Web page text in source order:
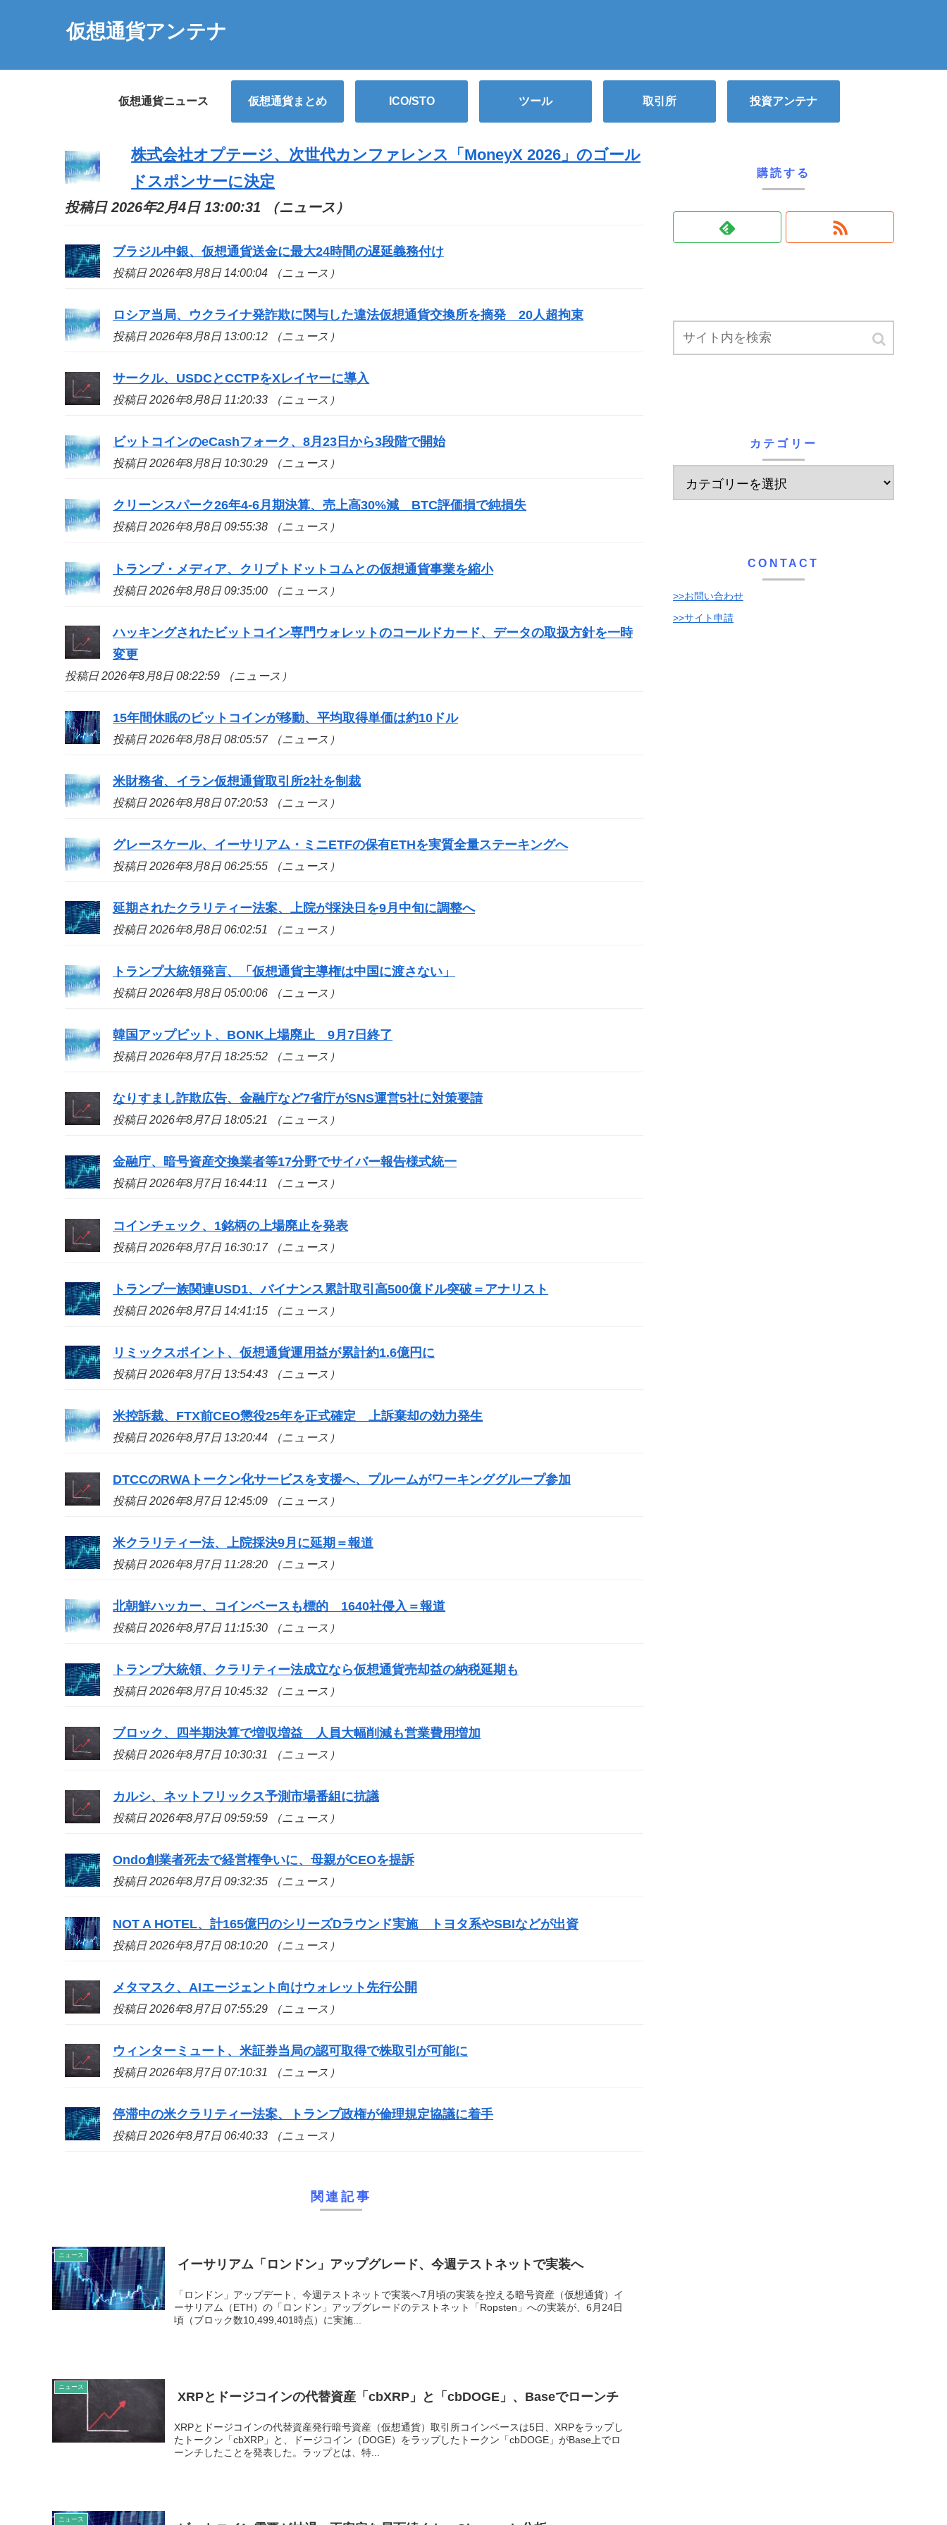
仮想通貨アンテナ
仮想通貨ニュース 仮想通貨まとめ ICO/STO ツール 取引所 投資アンテナ
株式会社オプテージ、次世代カンファレンス「MoneyX 2026」のゴール
ドスポンサーに決定
投稿日 2026年2月4日 13:00:31 （ニュース）
ブラジル中銀、仮想通貨送金に最大24時間の遅延義務付け
投稿日 2026年8月8日 14:00:04 （ニュース）
ロシア当局、ウクライナ発詐欺に関与した違法仮想通貨交換所を摘発 20人超拘束
投稿日 2026年8月8日 13:00:12 （ニュース）
サークル、USDCとCCTPをXレイヤーに導入
投稿日 2026年8月8日 11:20:33 （ニュース）
ビットコインのeCashフォーク、8月23日から3段階で開始
投稿日 2026年8月8日 10:30:29 （ニュース）
クリーンスパーク26年4-6月期決算、売上高30%減 BTC評価損で純損失
投稿日 2026年8月8日 09:55:38 （ニュース）
トランプ・メディア、クリプトドットコムとの仮想通貨事業を縮小
投稿日 2026年8月8日 09:35:00 （ニュース）
ハッキングされたビットコイン専門ウォレットのコールドカード、データの取扱方針を一時
変更
投稿日 2026年8月8日 08:22:59 （ニュース）
15年間休眠のビットコインが移動、平均取得単価は約10ドル
投稿日 2026年8月8日 08:05:57 （ニュース）
米財務省、イラン仮想通貨取引所2社を制裁
投稿日 2026年8月8日 07:20:53 （ニュース）
グレースケール、イーサリアム・ミニETFの保有ETHを実質全量ステーキングへ
投稿日 2026年8月8日 06:25:55 （ニュース）
延期されたクラリティー法案、上院が採決日を9月中旬に調整へ
投稿日 2026年8月8日 06:02:51 （ニュース）
トランプ大統領発言、「仮想通貨主導権は中国に渡さない」
投稿日 2026年8月8日 05:00:06 （ニュース）
韓国アップビット、BONK上場廃止 9月7日終了
投稿日 2026年8月7日 18:25:52 （ニュース）
なりすまし詐欺広告、金融庁など7省庁がSNS運営5社に対策要請
投稿日 2026年8月7日 18:05:21 （ニュース）
金融庁、暗号資産交換業者等17分野でサイバー報告様式統一
投稿日 2026年8月7日 16:44:11 （ニュース）
コインチェック、1銘柄の上場廃止を発表
投稿日 2026年8月7日 16:30:17 （ニュース）
トランプ一族関連USD1、バイナンス累計取引高500億ドル突破＝アナリスト
投稿日 2026年8月7日 14:41:15 （ニュース）
リミックスポイント、仮想通貨運用益が累計約1.6億円に
投稿日 2026年8月7日 13:54:43 （ニュース）
米控訴裁、FTX前CEO懲役25年を正式確定 上訴棄却の効力発生
投稿日 2026年8月7日 13:20:44 （ニュース）
DTCCのRWAトークン化サービスを支援へ、プルームがワーキンググループ参加
投稿日 2026年8月7日 12:45:09 （ニュース）
米クラリティー法、上院採決9月に延期＝報道
投稿日 2026年8月7日 11:28:20 （ニュース）
北朝鮮ハッカー、コインベースも標的 1640社侵入＝報道
投稿日 2026年8月7日 11:15:30 （ニュース）
トランプ大統領、クラリティー法成立なら仮想通貨売却益の納税延期も
投稿日 2026年8月7日 10:45:32 （ニュース）
ブロック、四半期決算で増収増益 人員大幅削減も営業費用増加
投稿日 2026年8月7日 10:30:31 （ニュース）
カルシ、ネットフリックス予測市場番組に抗議
投稿日 2026年8月7日 09:59:59 （ニュース）
Ondo創業者死去で経営権争いに、母親がCEOを提訴
投稿日 2026年8月7日 09:32:35 （ニュース）
NOT A HOTEL、計165億円のシリーズDラウンド実施 トヨタ系やSBIなどが出資
投稿日 2026年8月7日 08:10:20 （ニュース）
メタマスク、AIエージェント向けウォレット先行公開
投稿日 2026年8月7日 07:55:29 （ニュース）
ウィンターミュート、米証券当局の認可取得で株取引が可能に
投稿日 2026年8月7日 07:10:31 （ニュース）
停滞中の米クラリティー法案、トランプ政権が倫理規定協議に着手
投稿日 2026年8月7日 06:40:33 （ニュース）
関連記事
ニュース
イーサリアム「ロンドン」アップグレード、今週テストネットで実装へ
「ロンドン」アップデート、今週テストネットで実装へ7月頃の実装を控える暗号資産（仮想通貨）イ
ーサリアム（ETH）の「ロンドン」アップグレードのテストネット「Ropsten」への実装が、6月24日
頃（ブロック数10,499,401時点）に実施...
ニュース
XRPとドージコインの代替資産「cbXRP」と「cbDOGE」、Baseでローンチ
XRPとドージコインの代替資産発行暗号資産（仮想通貨）取引所コインベースは5日、XRPをラップし
たトークン「cbXRP」と、ドージコイン（DOGE）をラップしたトークン「cbDOGE」がBase上でロ
ーンチしたことを発表した。ラップとは、特...
ニュース
購読する
カテゴリー
CONTACT
>>お問い合わせ
>>サイト申請